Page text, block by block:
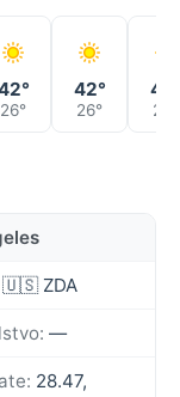
26°
42°
26° 26°
🇺🇸 ZDA
—
28.47,